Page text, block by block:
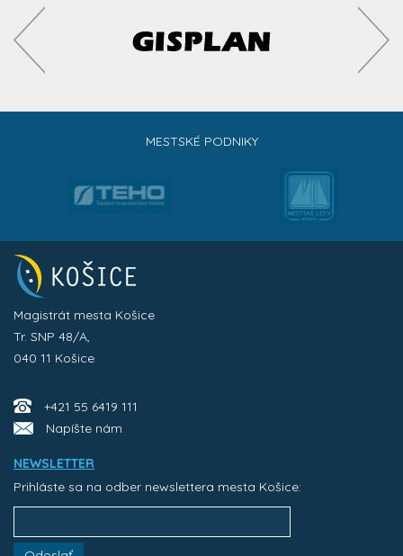
MESTSKÉ PODNIKY
Magistrát mesta Košice
Tr. SNP 48/A,
040 11 Košice
+421 55 6419 111
Napíšte nám
NEWSLETTER
Prihláste sa na odber newslettera mesta Košice: